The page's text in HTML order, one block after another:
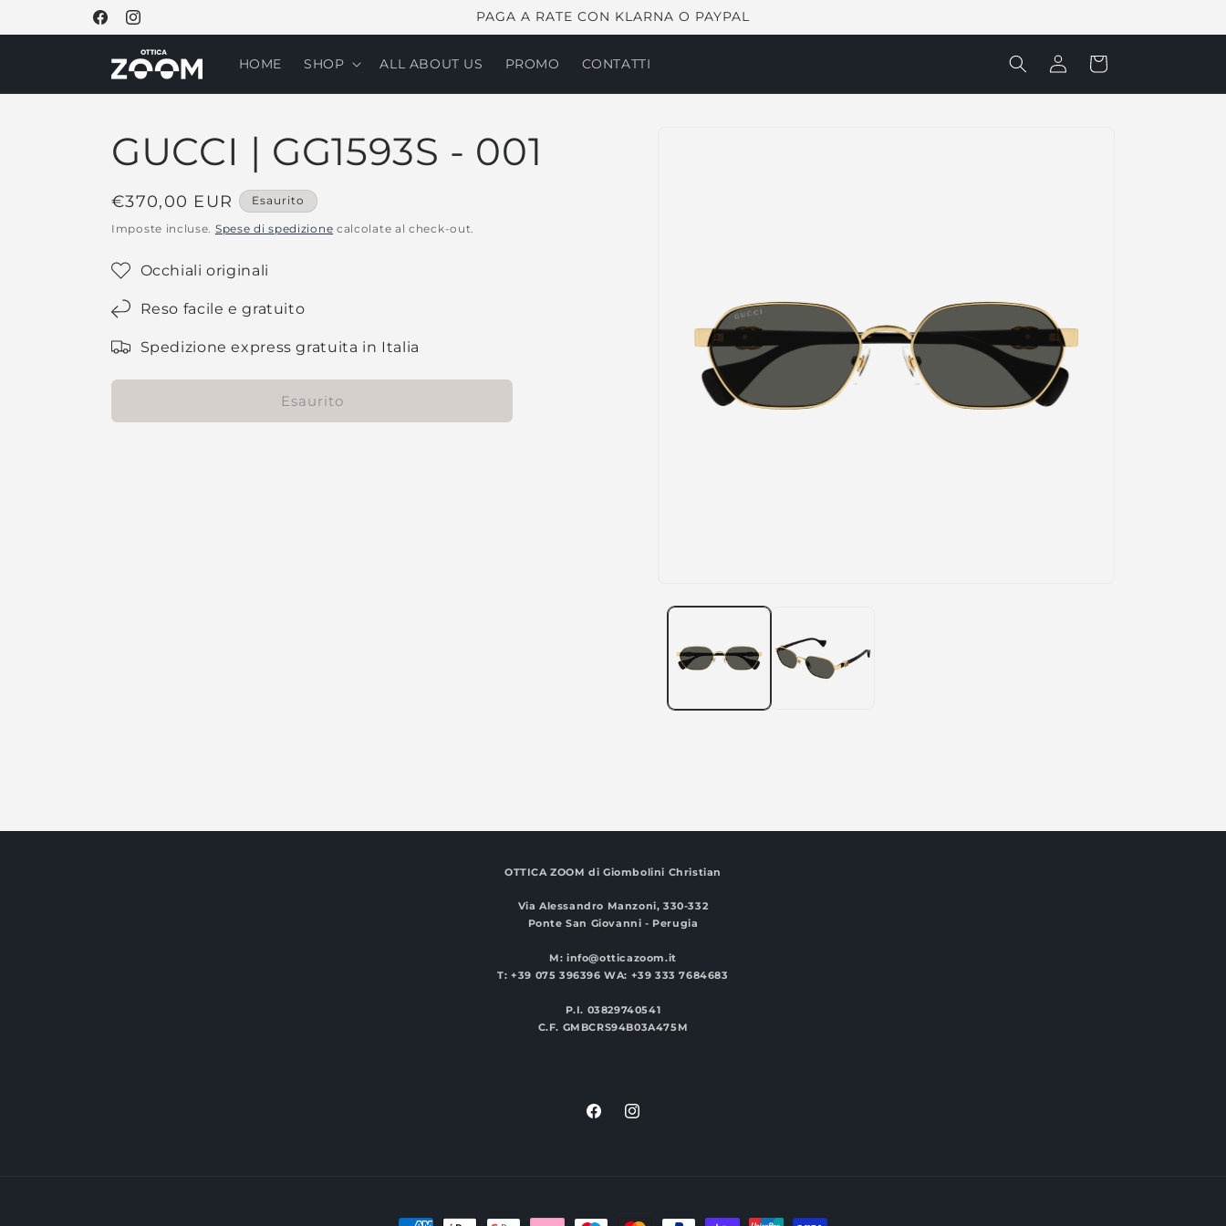
direttamente
ai contenuti
FacebookInstagram
PAGA A RATE CON KLARNA O PAYPAL
HOME SHOP ALL ABOUT US PROMO CONTATTI Accedi Carrello
GUCCI | GG1593S - 001
Prezzo
di
€370,00 EUR Esaurito
Imposte incluse. Spese di spedizione calcolate al check-out.
Occhiali originali
Reso facile e gratuito
Spedizione express gratuita in Italia
Esaurito
OTTICA ZOOM di Giombolini Christian
Via Alessandro Manzoni, 330-332
Ponte San Giovanni - Perugia
M: info@otticazoom.it
T: +39 075 396396 WA: +39 333 7684683
P.I. 03829740541
C.F. GMBCRS94B03A475M
FacebookInstagram